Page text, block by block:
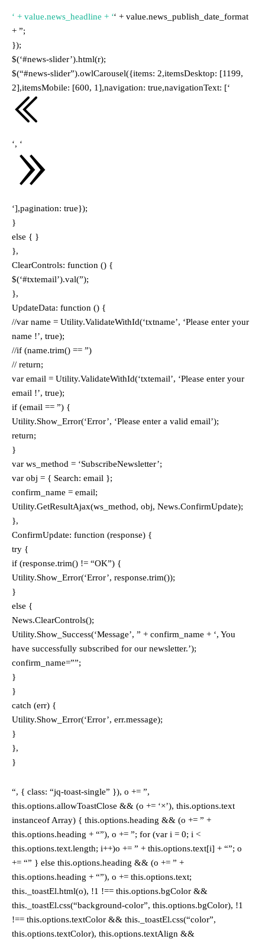
‘ + value.news_headline + ‘‘ + value.news_publish_date_format
+ ”;
});
$(‘#news-slider’).html(r);
$(“#news-slider”).owlCarousel({items: 2,itemsDesktop: [1199,
2],itemsMobile: [600, 1],navigation: true,navigationText: [‘
‘, ‘
‘],pagination: true});
}
else { }
},
ClearControls: function () {
$(‘#txtemail’).val(”);
},
UpdateData: function () {
//var name = Utility.ValidateWithId(‘txtname’, ‘Please enter your
name !’, true);
//if (name.trim() == ”)
// return;
var email = Utility.ValidateWithId(‘txtemail’, ‘Please enter your
email !’, true);
if (email == ”) {
Utility.Show_Error(‘Error’, ‘Please enter a valid email’);
return;
}
var ws_method = ‘SubscribeNewsletter’;
var obj = { Search: email };
confirm_name = email;
Utility.GetResultAjax(ws_method, obj, News.ConfirmUpdate);
},
ConfirmUpdate: function (response) {
try {
if (response.trim() != “OK”) {
Utility.Show_Error(‘Error’, response.trim());
}
else {
News.ClearControls();
Utility.Show_Success(‘Message’, ” + confirm_name + ‘, You
have successfully subscribed for our newsletter.’);
confirm_name=””;
}
}
catch (err) {
Utility.Show_Error(‘Error’, err.message);
}
},
}
“, { class: “jq-toast-single” }), o += ”,
this.options.allowToastClose && (o += ‘×’), this.options.text
instanceof Array) { this.options.heading && (o += ” +
this.options.heading + “”), o += ”; for (var i = 0; i <
this.options.text.length; i++)o += ” + this.options.text[i] + “”; o
+= “” } else this.options.heading && (o += ” +
this.options.heading + “”), o += this.options.text;
this._toastEl.html(o), !1 !== this.options.bgColor &&
this._toastEl.css(“background-color”, this.options.bgColor), !1
!== this.options.textColor && this._toastEl.css(“color”,
this.options.textColor), this.options.textAlign &&